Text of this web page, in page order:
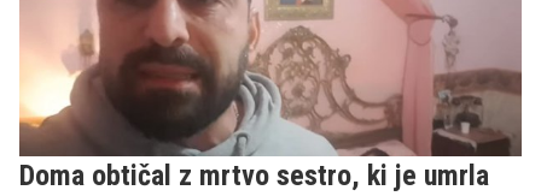
Doma obtičal z mrtvo sestro, ki je umrla